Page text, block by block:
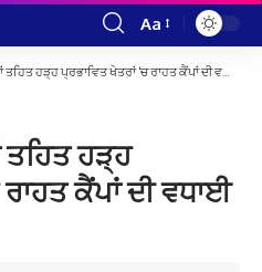
Font
Resizer
Aa
ਹੜ੍ਹ ਪ੍ਰਭਾਵਿਤ ਖੇਤਰਾਂ ‘ਚ ਰਾਹਤ ਕੈਂਪਾਂ ਦੀ ਵਧਾਈ ਗਿਣਤੀ
ਤਹਿਤ ਹੜ੍ਹ
ਕੈਂਪਾਂ ਦੀ ਵਧਾਈ